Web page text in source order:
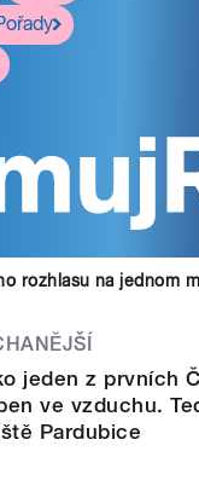
rozhlasu na jednom
jeden z prvních
ve vzduchu.
Pardubice